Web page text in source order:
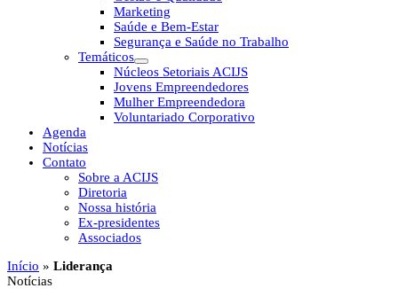
Marketing
Saúde e Bem-Estar
Segurança e Saúde no Trabalho
Temáticos
Núcleos Setoriais ACIJS
Jovens Empreendedores
Mulher Empreendedora
Voluntariado Corporativo
Agenda
Notícias
Contato
Sobre a ACIJS
Diretoria
Nossa história
Ex-presidentes
Associados
Início » Liderança
Notícias